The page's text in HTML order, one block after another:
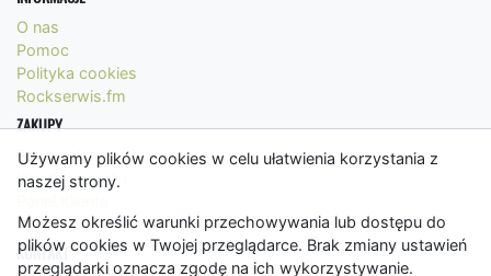
Używamy plików cookies w celu ułatwienia korzystania z
naszej strony.
Możesz określić warunki przechowywania lub dostępu do
plików cookies w Twojej przeglądarce. Brak zmiany ustawień
przeglądarki oznacza zgodę na ich wykorzystywanie.
O nas
Pomoc
Polityka cookies
Rockserwis.fm
ZAKUPY
Formy płatności
Koszty wysyłki
Regulamin
KONTAKT